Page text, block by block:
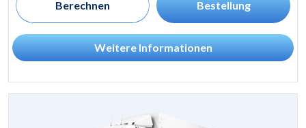
Berechnen Bestellung
Weitere Informationen